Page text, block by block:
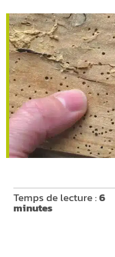
Temps de lecture :6
minutes